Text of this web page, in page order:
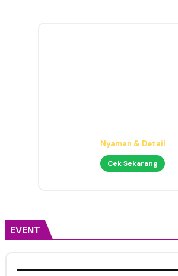
Nyaman & Detail
Cek Sekarang
EVENT